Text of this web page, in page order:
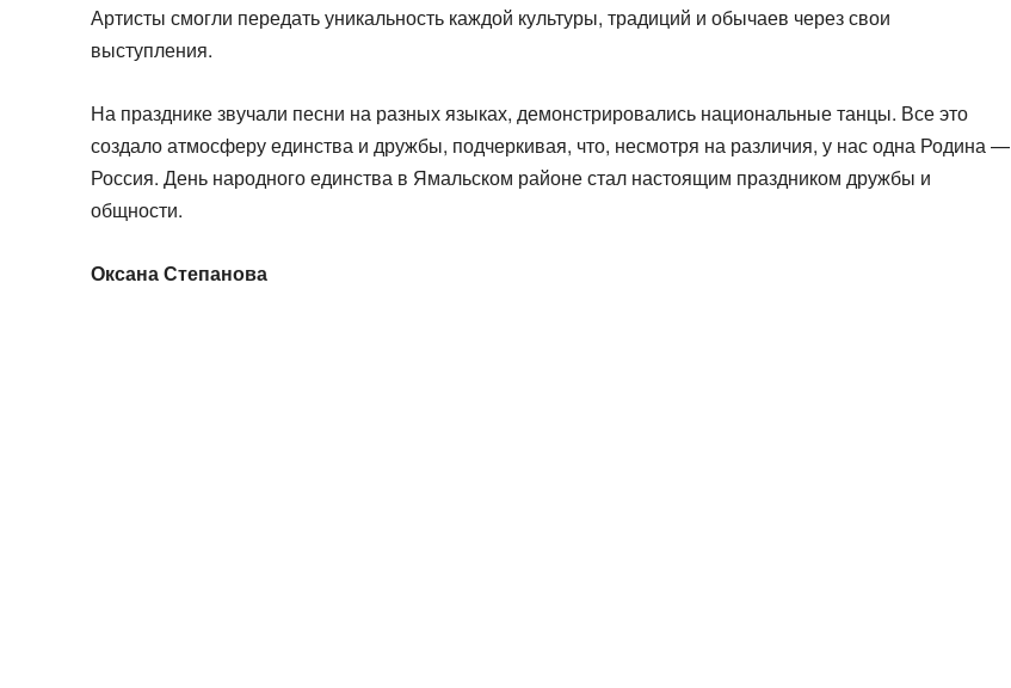
Артисты смогли передать уникальность каждой культуры, традиций и обычаев через свои
выступления.
На празднике звучали песни на разных языках, демонстрировались национальные танцы. Все это
создало атмосферу единства и дружбы, подчеркивая, что, несмотря на различия, у нас одна Родина —
Россия. День народного единства в Ямальском районе стал настоящим праздником дружбы и
общности.
Оксана Степанова